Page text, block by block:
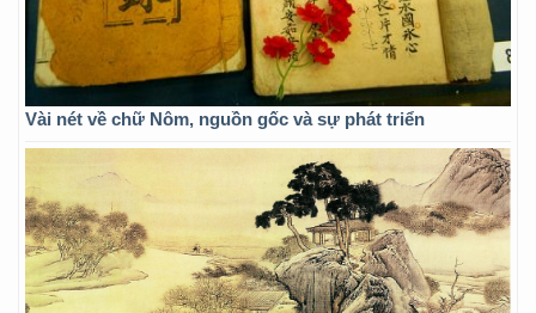
Vài nét về chữ Nôm, nguồn gốc và sự phát triển